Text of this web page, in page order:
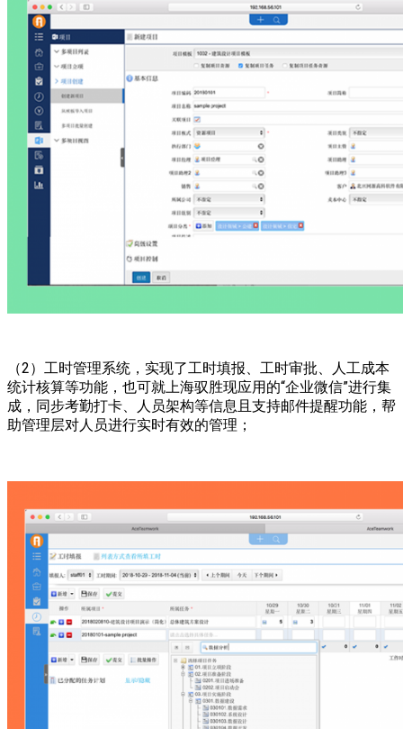
（2）工时管理系统，实现了工时填报、工时审批、人工成本
统计核算等功能，也可就上海驭胜现应用的“企业微信”进行集
成，同步考勤打卡、人员架构等信息且支持邮件提醒功能，帮
助管理层对人员进行实时有效的管理；